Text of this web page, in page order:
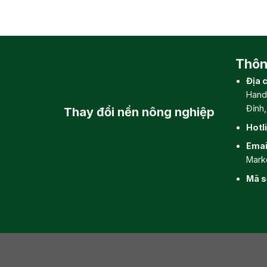
Thay đổi nền nông nghiệp
Địa
Mã